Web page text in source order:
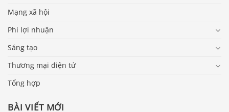
Mạng xã hội
Phi lợi nhuận
Sáng tạo
Thương mại điện tử
Tổng hợp
BÀI VIẾT MỚI